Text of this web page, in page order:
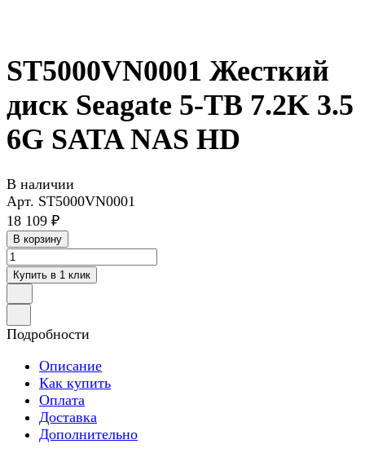
ST5000VN0001 Жесткий
диск Seagate 5-TB 7.2K 3.5
6G SATA NAS HD
В наличии
Арт. ST5000VN0001
18 109 ₽
В корзину
Купить в 1 клик
Подробности
Описание
Как купить
Оплата
Доставка
Дополнительно